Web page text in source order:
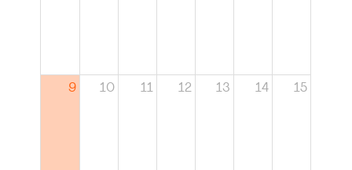
9 10 11 12 13 14 15